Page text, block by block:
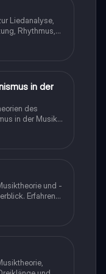
Musiktheorie
Liedanalyse,
Rhythmus,
bietet eine
und -praxis.
in der
des
in der Musik.
der
und -
Erfahren
Harmonik, die
bietet
für die